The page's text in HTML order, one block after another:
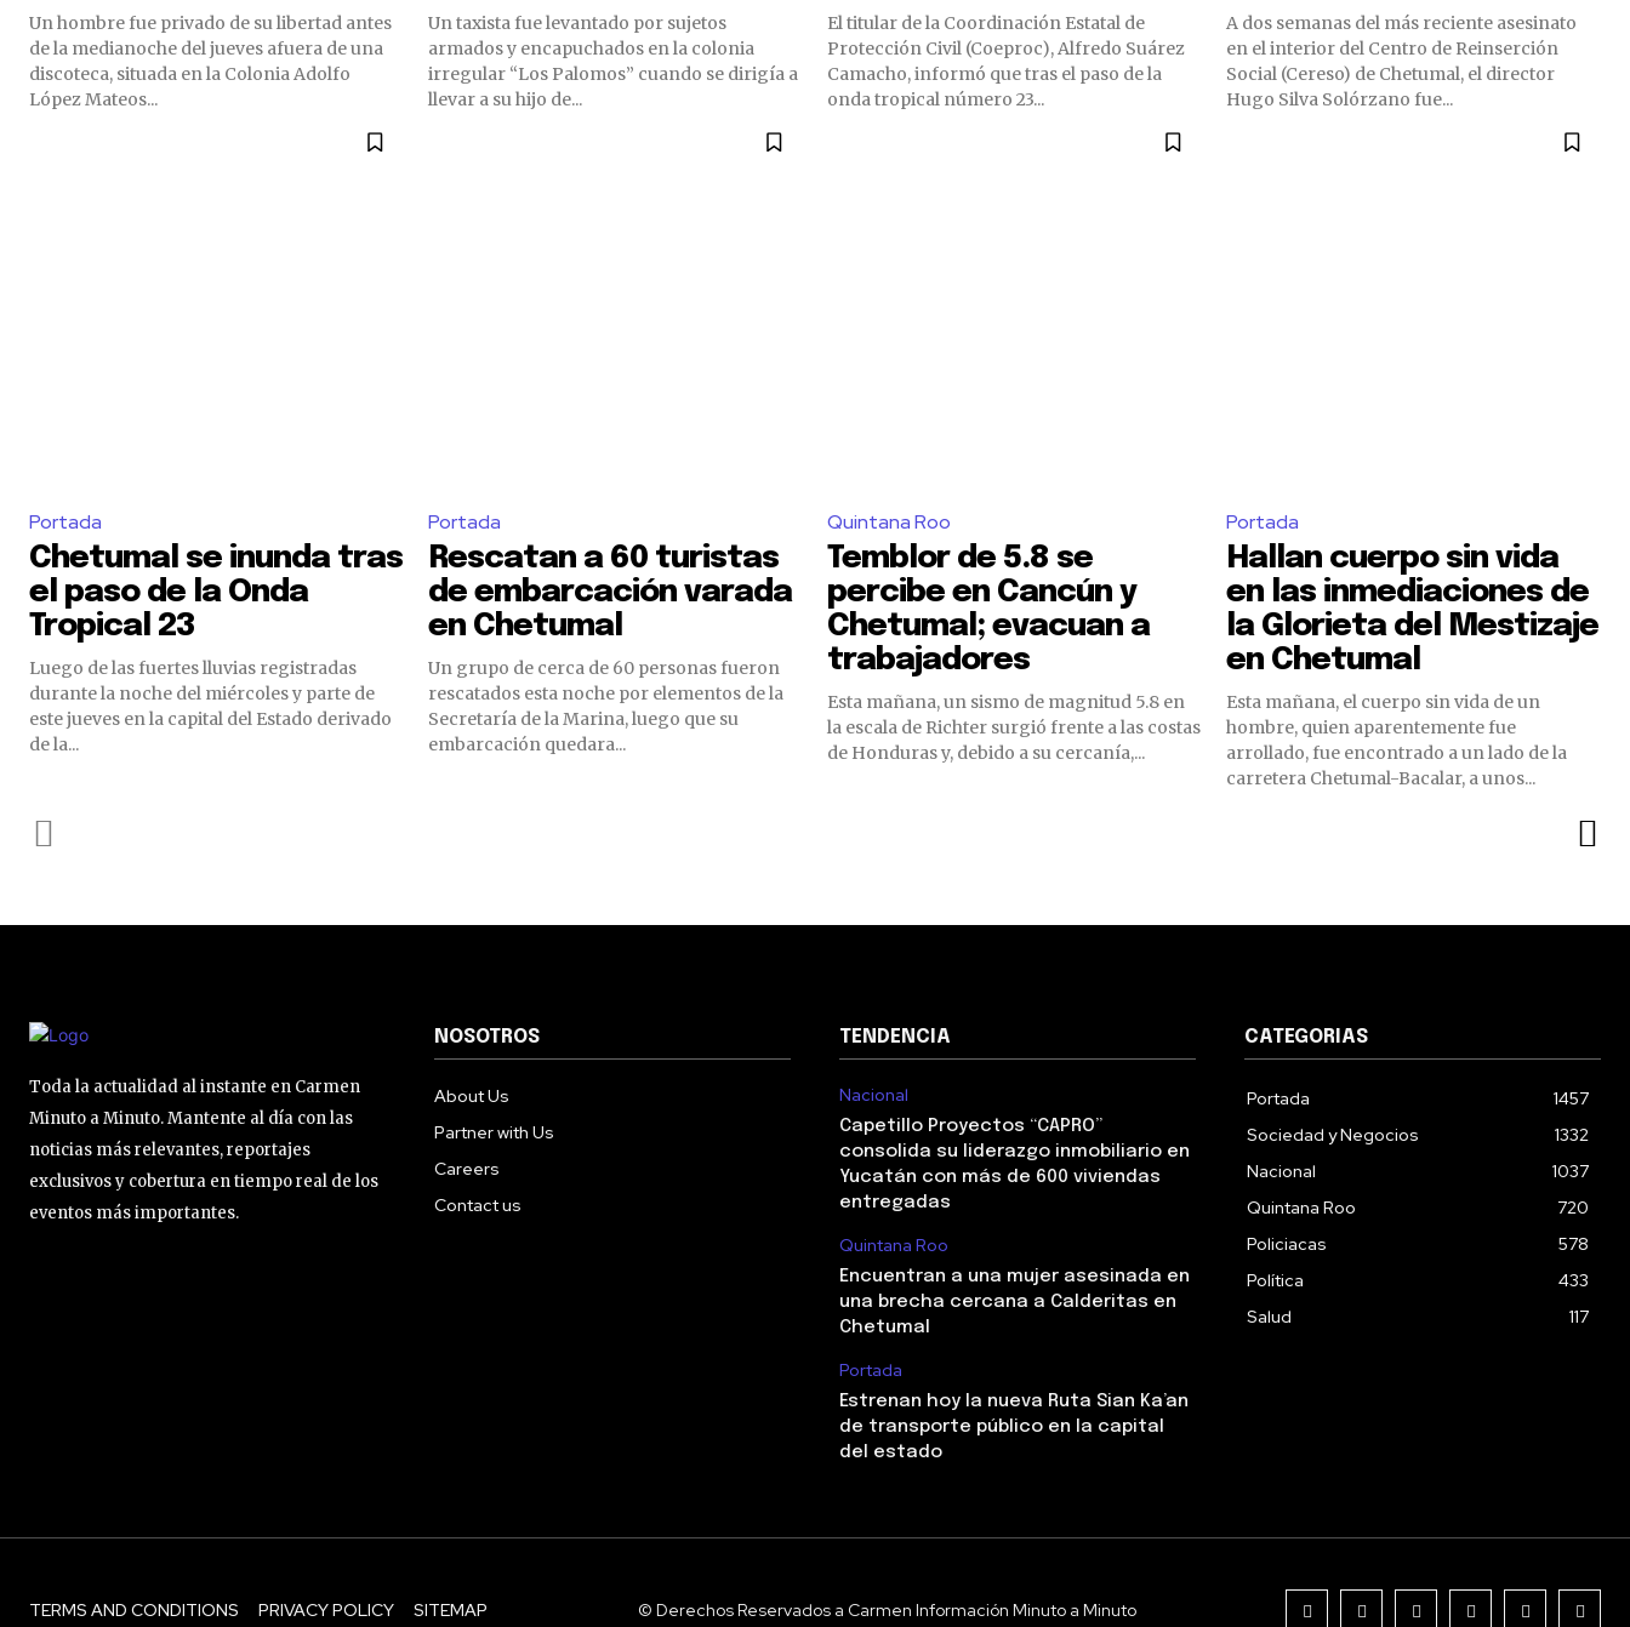
Un hombre fue privado de su libertad antes
de la medianoche del jueves afuera de una
discoteca, situada en la Colonia Adolfo
López Mateos...
Un taxista fue levantado por sujetos
armados y encapuchados en la colonia
irregular “Los Palomos” cuando se dirigía a
llevar a su hijo de...
El titular de la Coordinación Estatal de
Protección Civil (Coeproc), Alfredo Suárez
Camacho, informó que tras el paso de la
onda tropical número 23...
A dos semanas del más reciente asesinato
en el interior del Centro de Reinserción
Social (Cereso) de Chetumal, el director
Hugo Silva Solórzano fue...
Portada
Chetumal se inunda tras
el paso de la Onda
Tropical 23
Luego de las fuertes lluvias registradas
durante la noche del miércoles y parte de
este jueves en la capital del Estado derivado
de la...
Portada
Rescatan a 60 turistas
de embarcación varada
en Chetumal
Un grupo de cerca de 60 personas fueron
rescatados esta noche por elementos de la
Secretaría de la Marina, luego que su
embarcación quedara...
Quintana Roo
Temblor de 5.8 se
percibe en Cancún y
Chetumal; evacuan a
trabajadores
Esta mañana, un sismo de magnitud 5.8 en
la escala de Richter surgió frente a las costas
de Honduras y, debido a su cercanía,...
Portada
Hallan cuerpo sin vida
en las inmediaciones de
la Glorieta del Mestizaje
en Chetumal
Esta mañana, el cuerpo sin vida de un
hombre, quien aparentemente fue
arrollado, fue encontrado a un lado de la
carretera Chetumal-Bacalar, a unos...
Toda la actualidad al instante en Carmen
Minuto a Minuto. Mantente al día con las
noticias más relevantes, reportajes
exclusivos y cobertura en tiempo real de los
eventos más importantes.
NOSOTROS
About Us
Partner with Us
Careers
Contact us
TENDENCIA
Nacional
Capetillo Proyectos “CAPRO”
consolida su liderazgo inmobiliario en
Yucatán con más de 600 viviendas
entregadas
Quintana Roo
Encuentran a una mujer asesinada en
una brecha cercana a Calderitas en
Chetumal
Portada
Estrenan hoy la nueva Ruta Sian Ka’an
de transporte público en la capital
del estado
CATEGORIAS
Portada
1457
Sociedad y Negocios
1332
Nacional
1037
Quintana Roo
720
Policiacas
578
Política
433
Salud
117
TERMS AND CONDITIONS PRIVACY POLICY SITEMAP © Derechos Reservados a Carmen Información Minuto a Minuto